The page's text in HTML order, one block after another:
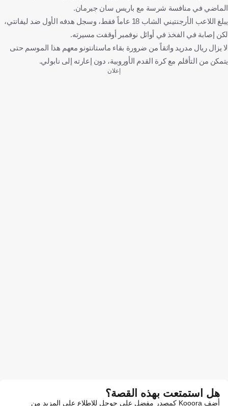
الماضي في منافسة شرسة مع باريس سان جيرمان.
يبلغ اللاعب الأرجنتيني الشاب 18 عاماً فقط، وسجل هدفه الأول ضد ليفانتي،
لكن إصابة في الفخذ في أوائل نوفمبر أوقفت مسيرته.
لا يزال ريال مدريد واثقاً من ضرورة بقاء ماستانتونو معهم هذا الموسم حتى
يتمكن من التأقلم مع كرة القدم الأوروبية، دون إعارته إلى نابولي.
إعلان
هل استمتعت بهذه القصة؟
أضف Kooora كمصدر مفضل على جوجل للاطلاع على المزيد من